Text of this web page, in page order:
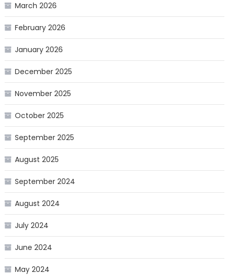
March 2026
February 2026
January 2026
December 2025
November 2025
October 2025
September 2025
August 2025
September 2024
August 2024
July 2024
June 2024
May 2024